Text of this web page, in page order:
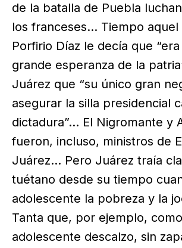
de la batalla de Puebla
los franceses… Tiempo aquel
Porfirio Díaz le decía que
grande esperanza de la
Juárez que “su único gran
asegurar la silla presidencial
dictadura”… El Nigromante y
fueron, incluso, ministros de
Juárez… Pero Juárez traía
tuétano desde su tiempo
adolescente la pobreza y la
Tanta que, por ejemplo,
adolescente descalzo, sin